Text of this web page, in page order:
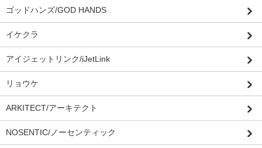
ゴッドハンズ/GOD HANDS
イケクラ
アイジェットリンク/iJetLink
リョウケ
ARKITECT/アーキテクト
NOSENTIC/ノーセンティック